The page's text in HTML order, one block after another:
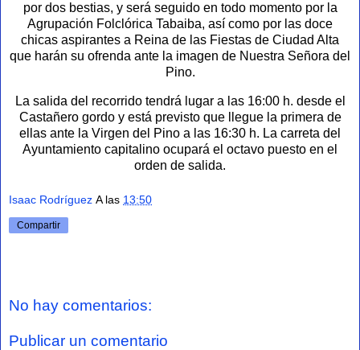
por dos bestias, y será seguido en todo momento por la
Agrupación Folclórica Tabaiba, así como por las doce
chicas aspirantes a Reina de las Fiestas de Ciudad Alta
que harán su ofrenda ante la imagen de Nuestra Señora del
Pino.
La salida del recorrido tendrá lugar a las 16:00 h. desde el
Castañero gordo y está previsto que llegue la primera de
ellas ante la Virgen del Pino a las 16:30 h. La carreta del
Ayuntamiento capitalino ocupará el octavo puesto en el
orden de salida.
Isaac Rodríguez A las 13:50
Compartir
No hay comentarios:
Publicar un comentario